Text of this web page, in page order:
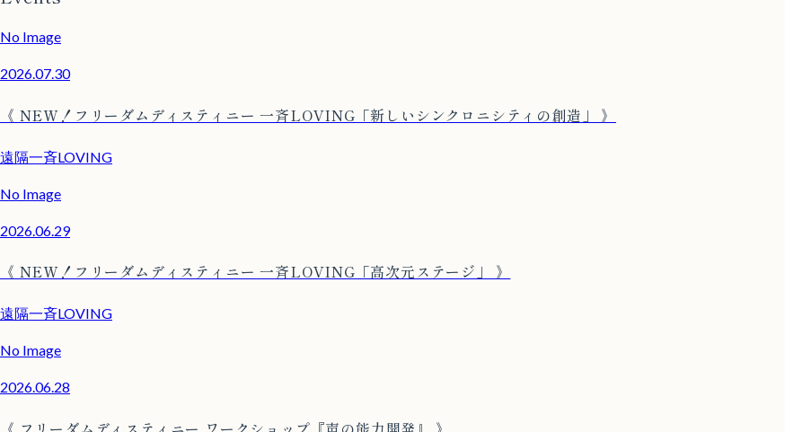
No Image
2026.07.30
《 NEW！フリーダムディスティニー 一斉LOVING「新しいシンクロニシティの創造」 》
遠隔一斉LOVING
No Image
2026.06.29
《 NEW！フリーダムディスティニー 一斉LOVING「高次元ステージ」 》
遠隔一斉LOVING
No Image
2026.06.28